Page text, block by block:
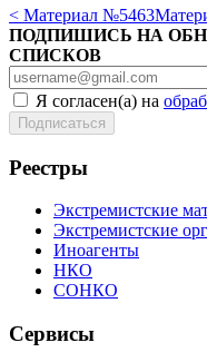
< Материал №5463
ПОДПИШИСЬ НА
СПИСКОВ
Я согласен(а) на
Реестры
Экстремистские
Экстремистские
Иноагенты
НКО
СОНКО
Сервисы